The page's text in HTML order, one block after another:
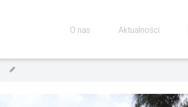
O nas Aktualności